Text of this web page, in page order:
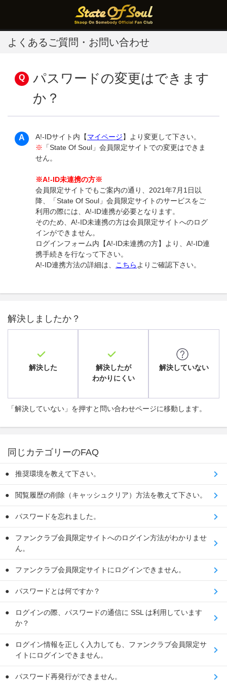
よくあるご質問・お問い合わせ
パスワードの変更はできます
か？
A!-IDサイト内【マイページ】より変更して下さい。
※
「State Of Soul」会員限定サイトでの変更はできま
せん。
※A!-ID未連携の方※
会員限定サイトでもご案内の通り、2021年7月1日以
降、「State Of Soul」会員限定サイトのサービスをご
利用の際には、A!-ID連携が必要となります。
そのため、A!-ID未連携の方は会員限定サイトへのログ
インができません。
ログインフォーム内【A!-ID未連携の方】より、A!-ID連
携手続きを行なって下さい。
A!-ID連携方法の詳細は、
こちら よりご確認下さい。
解決しましたか？
解決した
解決したが
わかりにくい
解決していない
「解決していない」を押すと問い合わせページに移動します。
同じカテゴリーのFAQ
推奨環境を教えて下さい。
閲覧履歴の削除（キャッシュクリア）方法を教えて下さい。
パスワードを忘れました。
ファンクラブ会員限定サイトへのログイン方法がわかりませ
ん。
ファンクラブ会員限定サイトにログインできません。
パスワードとは何ですか？
ログインの際、パスワードの通信に SSL は利用しています
か？
ログイン情報を正しく入力しても、ファンクラブ会員限定サ
イトにログインできません。
パスワード再発行ができません。